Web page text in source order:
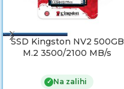
SSD Kingston NV2 500GB
M.2 3500/2100 MB/s
✓ Na zalihi